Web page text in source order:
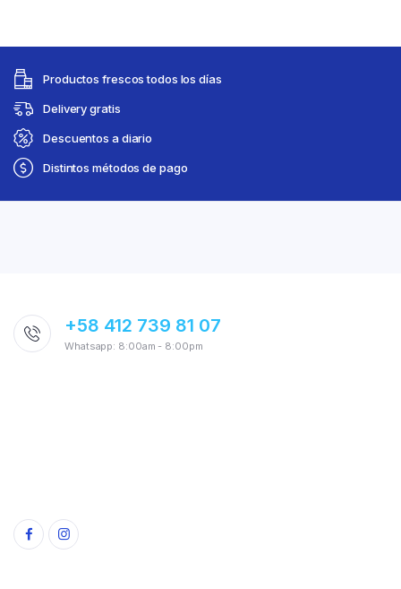
Productos frescos todos los días
Delivery gratis
Descuentos a diario
Distintos métodos de pago
+58 412 739 81 07
Whatsapp: 8:00am - 8:00pm